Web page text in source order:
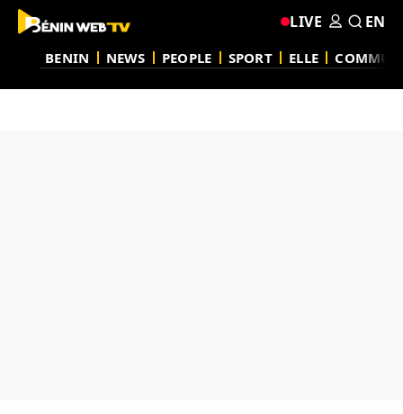
BENIN NEWS PEOPLE SPORT ELLE
LIVE EN